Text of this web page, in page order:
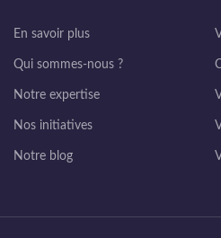
En savoir plus
Qui sommes-nous ?
Notre expertise
Nos initiatives
Notre blog